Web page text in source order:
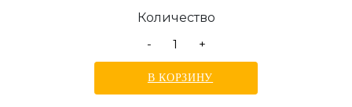
Количество
-
+
В КОРЗИНУ